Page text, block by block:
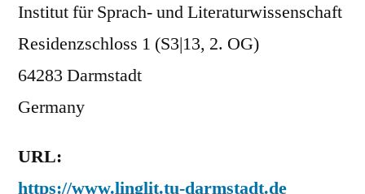
Institut für Sprach- und Literaturwissenschaft
Residenzschloss 1 (S3|13, 2. OG)
64283 Darmstadt
Germany
URL:
https://www.linglit.tu-darmstadt.de